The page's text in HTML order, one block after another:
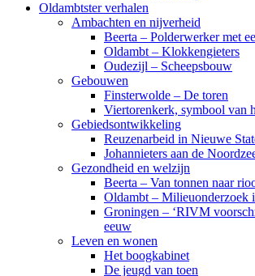
Oldambtster verhalen
Ambachten en nijverheid
Beerta – Polderwerker met
Oldambt – Klokkengieters
Oudezijl – Scheepsbouw
Gebouwen
Finsterwolde – De toren
Viertorenkerk, symbool van
Gebiedsontwikkeling
Reuzenarbeid in Nieuwe
Johannieters aan de
Gezondheid en welzijn
Beerta – Van tonnen naar
Oldambt – Milieuonderzoek
Groningen – ‘RIVM
eeuw
Leven en wonen
Het boogkabinet
De jeugd van toen